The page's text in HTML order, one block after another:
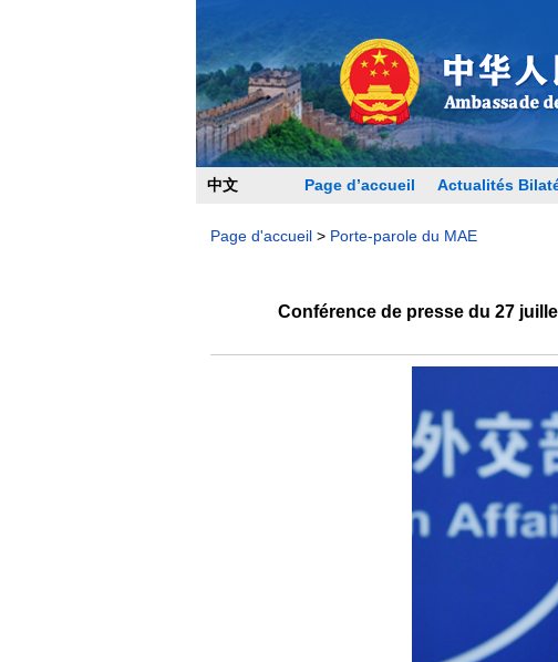
中文 Page d’accueil Actualités
Page d'accueil > Porte-parole du MAE
Conférence de presse du 27